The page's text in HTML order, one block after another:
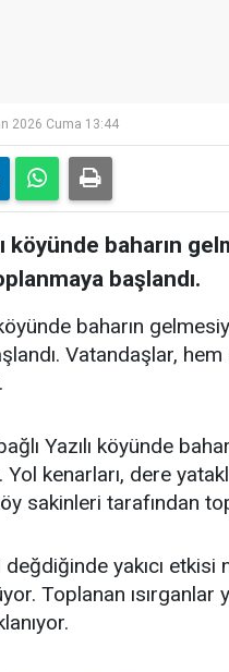
2026 Cuma 13:44
köyünde baharın
başlandı.
köyünde baharın
Vatandaşlar,
Yazılı köyünde
Yol kenarları, dere
sakinleri tarafından
yakıcı etkisi
Toplanan ısırganlar